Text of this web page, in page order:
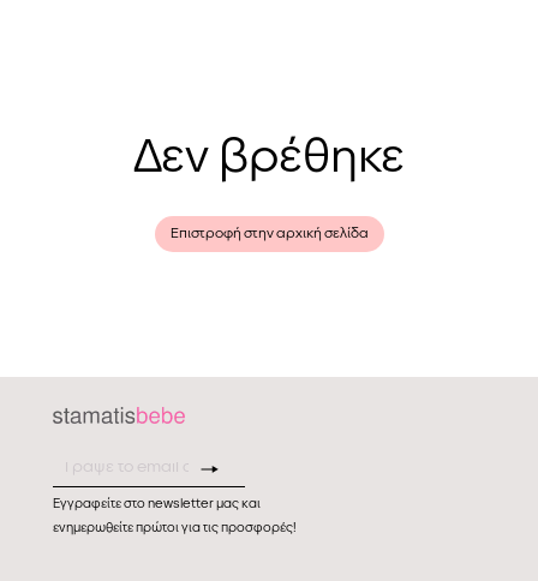
Δεν βρέθηκε
Επιστροφή στην αρχική σελίδα
Εγγραφείτε στο newsletter μας και
ενημερωθείτε πρώτοι για τις προσφορές!